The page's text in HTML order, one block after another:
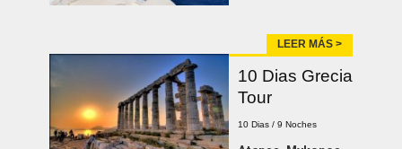
LEER MÁS >
10 Dias Grecia
Tour
10 Dias / 9 Noches